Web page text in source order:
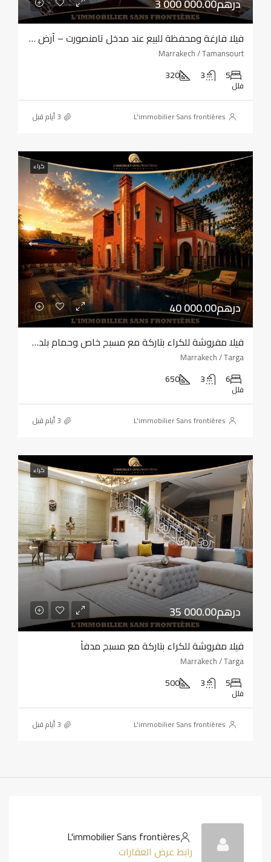
3 000 000.00درهم
فيلا فارغة ومحفظة للبيع عند مدخل تامنصورت – أرض بمساحة 320 مترًا مربعًا – أربع واجهات
Marrakech / Tamansourt
5
3
320
فلل
L'immobilier Sans frontières
كراء
40 000.00درهم
فيلا مفروشة للكراء بتاركة مع مسبح خاص وحمام بلدي وساونا
Marrakech / Targa
6
3
650
فلل
L'immobilier Sans frontières
كراء
35 000.00درهم
فيلا مفروشة للكراء بتاركة مع مسبح مدفأ
Marrakech / Targa
5
3
500
فلل
L'immobilier Sans frontières
L'immobilier Sans frontières
رابط عرض العقارات